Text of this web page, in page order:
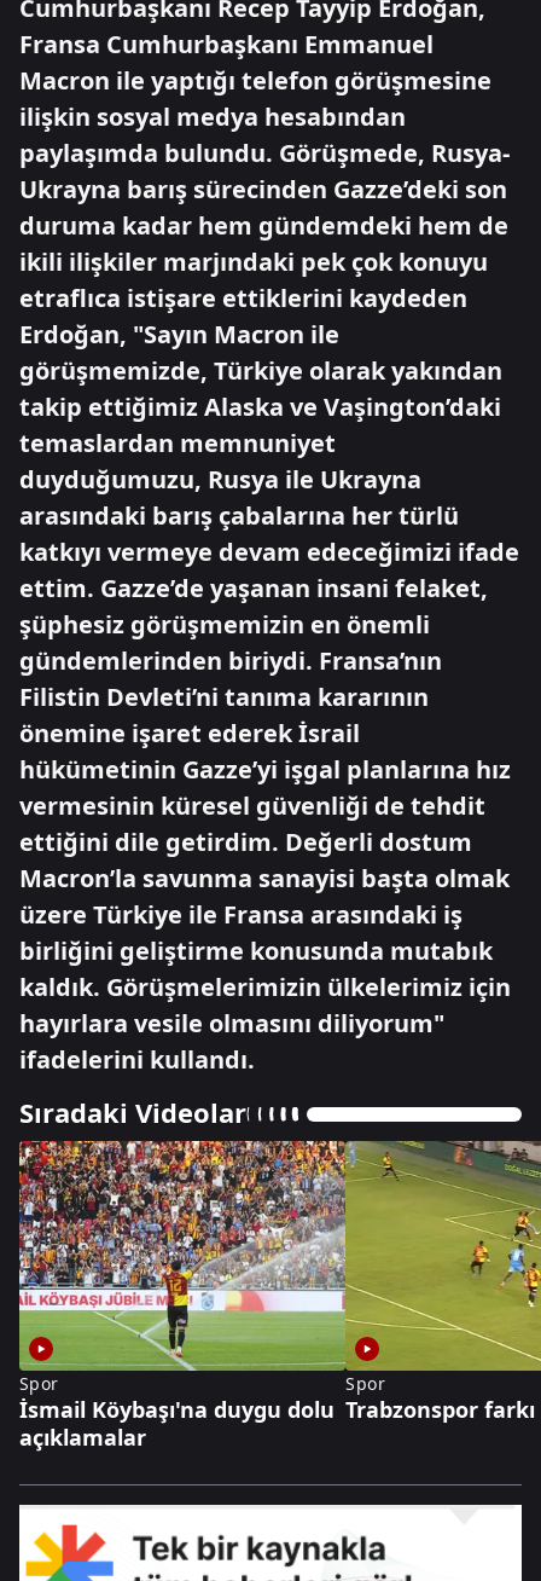
Cumhurbaşkanı Recep Tayyip Erdoğan,
Fransa Cumhurbaşkanı Emmanuel
Macron ile yaptığı telefon görüşmesine
ilişkin sosyal medya hesabından
paylaşımda bulundu. Görüşmede, Rusya-
Ukrayna barış sürecinden Gazze’deki son
duruma kadar hem gündemdeki hem de
ikili ilişkiler marjındaki pek çok konuyu
etraflıca istişare ettiklerini kaydeden
Erdoğan, "Sayın Macron ile
görüşmemizde, Türkiye olarak yakından
takip ettiğimiz Alaska ve Vaşington’daki
temaslardan memnuniyet
duyduğumuzu, Rusya ile Ukrayna
arasındaki barış çabalarına her türlü
katkıyı vermeye devam edeceğimizi ifade
ettim. Gazze’de yaşanan insani felaket,
şüphesiz görüşmemizin en önemli
gündemlerinden biriydi. Fransa’nın
Filistin Devleti’ni tanıma kararının
önemine işaret ederek İsrail
hükümetinin Gazze’yi işgal planlarına hız
vermesinin küresel güvenliği de tehdit
ettiğini dile getirdim. Değerli dostum
Macron’la savunma sanayisi başta olmak
üzere Türkiye ile Fransa arasındaki iş
birliğini geliştirme konusunda mutabık
kaldık. Görüşmelerimizin ülkelerimiz için
hayırlara vesile olmasını diliyorum"
ifadelerini kullandı.
Sıradaki Videolar
Spor
İsmail Köybaşı'na duygu dolu
açıklamalar
Spor
Trabzonspor